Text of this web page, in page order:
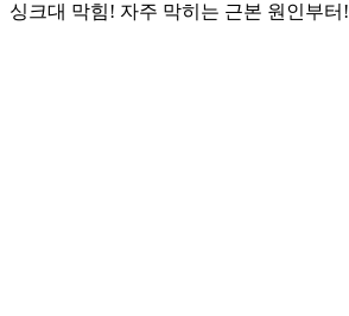
싱크대 막힘! 자주 막히는 근본 원인부터!